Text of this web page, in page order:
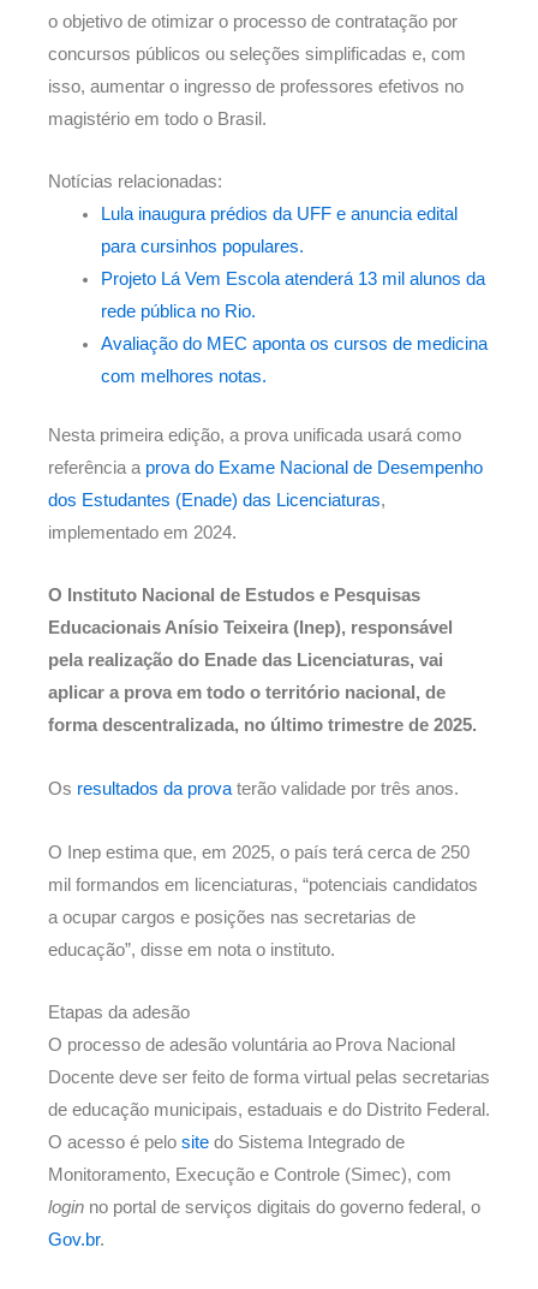
o objetivo de otimizar o processo de contratação por
concursos públicos ou seleções simplificadas e, com
isso, aumentar o ingresso de professores efetivos no
magistério em todo o Brasil.
Notícias relacionadas:
Lula inaugura prédios da UFF e anuncia edital
para cursinhos populares.
Projeto Lá Vem Escola atenderá 13 mil alunos da
rede pública no Rio.
Avaliação do MEC aponta os cursos de medicina
com melhores notas.
Nesta primeira edição, a prova unificada usará como
referência a prova do Exame Nacional de Desempenho
dos Estudantes (Enade) das Licenciaturas,
implementado em 2024.
O Instituto Nacional de Estudos e Pesquisas
Educacionais Anísio Teixeira (Inep), responsável
pela realização do Enade das Licenciaturas, vai
aplicar a prova em todo o território nacional, de
forma descentralizada, no último trimestre de 2025.
Os resultados da prova terão validade por três anos.
O Inep estima que, em 2025, o país terá cerca de 250
mil formandos em licenciaturas, “potenciais candidatos
a ocupar cargos e posições nas secretarias de
educação”, disse em nota o instituto.
Etapas da adesão
O processo de adesão voluntária ao Prova Nacional
Docente deve ser feito de forma virtual pelas secretarias
de educação municipais, estaduais e do Distrito Federal.
O acesso é pelo site do Sistema Integrado de
Monitoramento, Execução e Controle (Simec), com
login no portal de serviços digitais do governo federal, o
Gov.br.